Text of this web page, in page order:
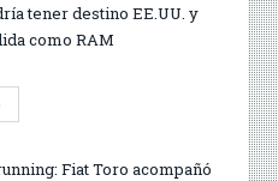
tener destino EE.UU. y
como RAM
Fiat Toro acompañó